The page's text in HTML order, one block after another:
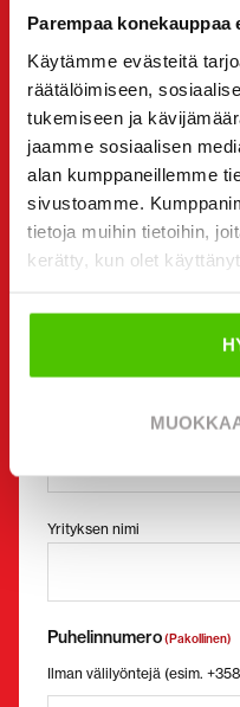
Parempaa konekauppaa
Käytämme evästeitä
räätälöimiseen,
tukemiseen ja
jaamme sosiaalisen
alan kumppaneillemme
sivustoamme.
tietoja muihin tietoihin,
kerätty, kun olet
ViestiDieci Pegasus
yhteydessä sinulle
Voit halutessasi olla
yksittäiseen myyjään.
alta.
Haluan (Pakollinen)
Vuokrata
Yhteystiedot
Yrityksen nimi
Puhelinnumero(Pakollinen)
Ilman välilyöntejä (esim.